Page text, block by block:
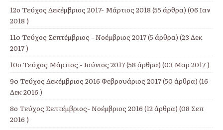
12ο Τεύχος Δεκέμβριος 2017- Μάρτιος 2018 (55 άρθρα) (06 Ιαν
2018 )
11o Τεύχος Σεπτέμβριος - Νοέμβριος 2017(5 άρθρα) (23 Δεκ
2017 )
10ο Τεύχος Μάρτιος - Ιούνιος 2017(58 άρθρα) (03 Μαρ 2017 )
9o Τεύχος Δεκέμβριος 2016 Φεβρουάριος 2017(50 άρθρα) (16
Δεκ 2016 )
8ο Τεύχος Σεπτέμβριος- Νοέμβριος 2016 (12 άρθρα) (08 Σεπ
2016 )